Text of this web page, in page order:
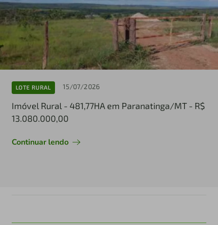
LOTE RURAL 15/07/2026
Imóvel Rural - 481,77HA em Paranatinga/MT - R$
13.080.000,00
Continuar lendo